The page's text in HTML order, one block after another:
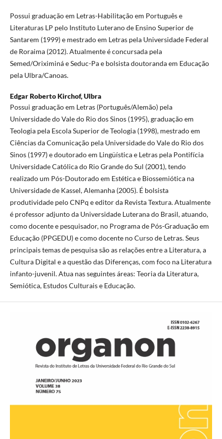
Possui graduação em Letras-Habilitação em Português e
Literaturas LP pelo Instituto Luterano de Ensino Superior de
Santarem (1999) e mestrado em Letras pela Universidade Federal
de Roraima (2012). Atualmente é concursada pela
Semed/Oriximiná e Seduc-Pa e bolsista doutoranda em Educação
pela Ulbra/Canoas.
Edgar Roberto Kirchof,Ulbra
Possui graduação em Letras (Português/Alemão) pela
Universidade do Vale do Rio dos Sinos (1995), graduação em
Teologia pela Escola Superior de Teologia (1998), mestrado em
Ciências da Comunicação pela Universidade do Vale do Rio dos
Sinos (1997) e doutorado em Lingüística e Letras pela Pontifícia
Universidade Católica do Rio Grande do Sul (2001), tendo
realizado um Pós-Doutorado em Estética e Biossemiótica na
Universidade de Kassel, Alemanha (2005). É bolsista
produtividade pelo CNPq e editor da Revista Textura. Atualmente
é professor adjunto da Universidade Luterana do Brasil, atuando,
como docente e pesquisador, no Programa de Pós-Graduação em
Educação (PPGEDU) e como docente no Curso de Letras. Seus
principais temas de pesquisa são as relações entre a Literatura, a
Cultura Digital e a questão das Diferenças, com foco na Literatura
infanto-juvenil. Atua nas seguintes áreas: Teoria da Literatura,
Semiótica, Estudos Culturais e Educação.